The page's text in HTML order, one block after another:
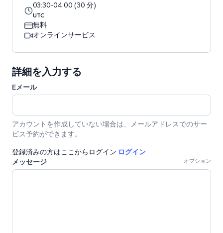
03:30-04:00 (30 分)
UTC
無料
オンラインサービス
詳細を入力する
Eメール
アカウントを作成していない場合は、メールアドレスでのサー
ビス予約ができます。
登録済みの方はここからログイン ログイン
メッセージ
オプション